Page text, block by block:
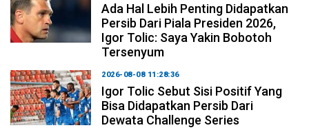
Ada Hal Lebih Penting Didapatkan
Persib Dari Piala Presiden 2026,
Igor Tolic: Saya Yakin Bobotoh
Tersenyum
2026-08-08 11:28:36
Igor Tolic Sebut Sisi Positif Yang
Bisa Didapatkan Persib Dari
Dewata Challenge Series